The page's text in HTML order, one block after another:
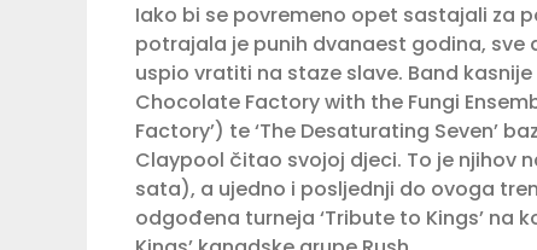
Iako bi se povremeno opet sastajali za
potrajala je punih dvanaest godina, sve
uspio vratiti na staze slave. Band
Chocolate Factory with the Fungi
Factory’) te ‘The Desaturating Seven’
Claypool čitao svojoj djeci. To je njihov
sata), a ujedno i posljednji do ovoga
odgođena turneja ‘Tribute to Kings’ na